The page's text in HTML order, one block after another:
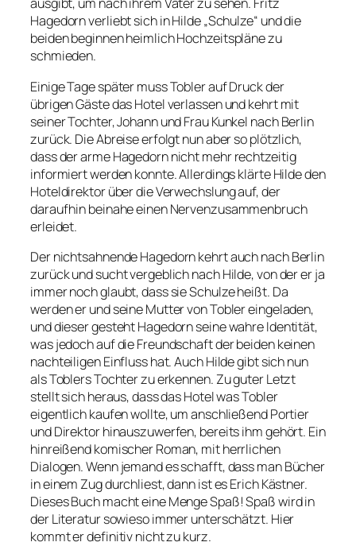
Hagedorn verliebt sich in Hilde „Schulze“ und die
beiden beginnen heimlich Hochzeitspläne zu
schmieden.
Einige Tage später muss Tobler auf Druck der
übrigen Gäste das Hotel verlassen und kehrt mit
seiner Tochter, Johann und Frau Kunkel nach Berlin
zurück. Die Abreise erfolgt nun aber so plötzlich,
dass der arme Hagedorn nicht mehr rechtzeitig
informiert werden konnte. Allerdings klärte Hilde den
Hoteldirektor über die Verwechslung auf, der
daraufhin beinahe einen Nervenzusammenbruch
erleidet.
Der nichtsahnende Hagedorn kehrt auch nach Berlin
zurück und sucht vergeblich nach Hilde, von der er ja
immer noch glaubt, dass sie Schulze heißt. Da
werden er und seine Mutter von Tobler eingeladen,
und dieser gesteht Hagedorn seine wahre Identität,
was jedoch auf die Freundschaft der beiden keinen
nachteiligen Einfluss hat. Auch Hilde gibt sich nun
als Toblers Tochter zu erkennen. Zu guter Letzt
stellt sich heraus, dass das Hotel was Tobler
eigentlich kaufen wollte, um anschließend Portier
und Direktor hinauszuwerfen, bereits ihm gehört. Ein
hinreißend komischer Roman, mit herrlichen
Dialogen. Wenn jemand es schafft, dass man Bücher
in einem Zug durchliest, dann ist es Erich Kästner.
Dieses Buch macht eine Menge Spaß! Spaß wird in
der Literatur sowieso immer unterschätzt. Hier
kommt er definitiv nicht zu kurz.